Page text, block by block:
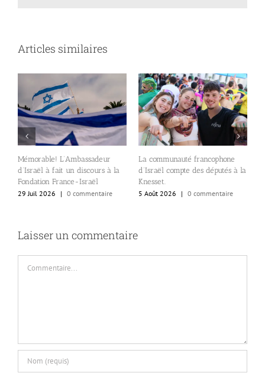
Articles similaires
Mémorable! L’Ambassadeur
d’Israël à fait un discours à la
Fondation France-Israël
29 Juil 2026
| 0 commentaire
La communauté francophone
d’Israël compte des députés à la
Knesset.
5 Août 2026
| 0 commentaire
Laisser un commentaire